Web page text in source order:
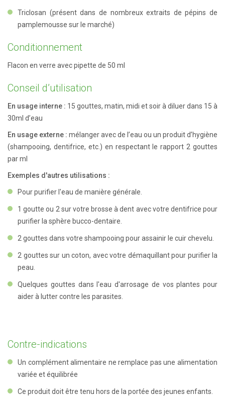
Triclosan (présent dans de nombreux extraits de pépins de
pamplemousse sur le marché)
Conditionnement
Flacon en verre avec pipette de 50 ml
Conseil d’utilisation
En usage interne : 15 gouttes, matin, midi et soir à diluer dans 15 à
30ml d’eau
En usage externe : mélanger avec de l’eau ou un produit d’hygiène
(shampooing, dentifrice, etc.) en respectant le rapport 2 gouttes
par ml
Exemples d'autres utilisations :
Pour purifier l'eau de manière générale.
1 goutte ou 2 sur votre brosse à dent avec votre dentifrice pour
purifier la sphère bucco-dentaire.
2 gouttes dans votre shampooing pour assainir le cuir chevelu.
2 gouttes sur un coton, avec votre démaquillant pour purifier la
peau.
Quelques gouttes dans l'eau d'arrosage de vos plantes pour
aider à lutter contre les parasites.
Contre-indications
Un complément alimentaire ne remplace pas une alimentation
variée et équilibrée
Ce produit doit être tenu hors de la portée des jeunes enfants.